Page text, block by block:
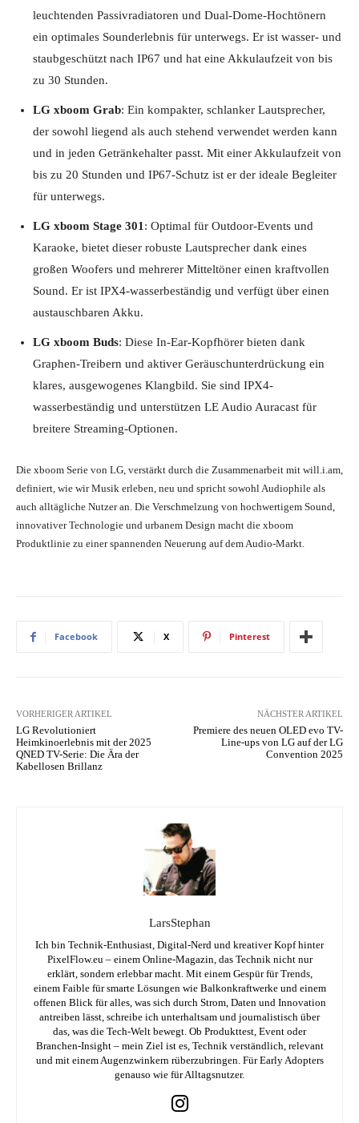
leuchtenden Passivradiatoren und Dual-Dome-Hochtönern
ein optimales Sounderlebnis für unterwegs. Er ist wasser- und
staubgeschützt nach IP67 und hat eine Akkulaufzeit von bis
zu 30 Stunden.
LG xboom Grab: Ein kompakter, schlanker Lautsprecher,
der sowohl liegend als auch stehend verwendet werden kann
und in jeden Getränkehalter passt. Mit einer Akkulaufzeit von
bis zu 20 Stunden und IP67-Schutz ist er der ideale Begleiter
für unterwegs.
LG xboom Stage 301 : Optimal für Outdoor-Events und
Karaoke, bietet dieser robuste Lautsprecher dank eines
großen Woofers und mehrerer Mitteltöner einen kraftvollen
Sound. Er ist IPX4-wasserbeständig und verfügt über einen
austauschbaren Akku.
LG xboom Buds: Diese In-Ear-Kopfhörer bieten dank
Graphen-Treibern und aktiver Geräuschunterdrückung ein
klares, ausgewogenes Klangbild. Sie sind IPX4-
wasserbeständig und unterstützen LE Audio Auracast für
breitere Streaming-Optionen.
Die xboom Serie von LG, verstärkt durch die Zusammenarbeit mit will.i.am,
definiert, wie wir Musik erleben, neu und spricht sowohl Audiophile als
auch alltägliche Nutzer an. Die Verschmelzung von hochwertigem Sound,
innovativer Technologie und urbanem Design macht die xboom
Produktlinie zu einer spannenden Neuerung auf dem Audio-Markt.
Facebook X Pinterest
VORHERIGER ARTIKEL
LG Revolutioniert
Heimkinoerlebnis mit der 2025
QNED TV-Serie: Die Ära der
Kabellosen Brillanz
NÄCHSTER ARTIKEL
Premiere des neuen OLED evo TV-
Line-ups von LG auf der LG
Convention 2025
LarsStephan
Ich bin Technik-Enthusiast, Digital-Nerd und kreativer Kopf hinter
PixelFlow.eu – einem Online-Magazin, das Technik nicht nur
erklärt, sondern erlebbar macht. Mit einem Gespür für Trends,
einem Faible für smarte Lösungen wie Balkonkraftwerke und einem
offenen Blick für alles, was sich durch Strom, Daten und Innovation
antreiben lässt, schreibe ich unterhaltsam und journalistisch über
das, was die Tech-Welt bewegt. Ob Produkttest, Event oder
Branchen-Insight – mein Ziel ist es, Technik verständlich, relevant
und mit einem Augenzwinkern rüberzubringen. Für Early Adopters
genauso wie für Alltagsnutzer.